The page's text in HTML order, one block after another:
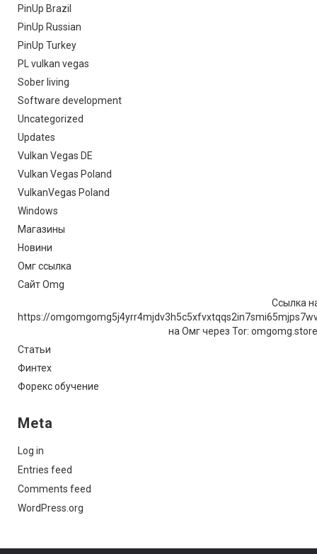
PinUp Brazil
PinUp Russian
PinUp Turkey
PL vulkan vegas
Sober living
Software development
Uncategorized
Updates
Vulkan Vegas DE
Vulkan Vegas Poland
VulkanVegas Poland
Windows
Магазины
Новини
Омг ссылка
Сайт Omg
Ссылка
https://
на Омг через Tor:
Статьи
Финтех
Форекс обучение
Meta
Log in
Entries feed
Comments feed
WordPress.org